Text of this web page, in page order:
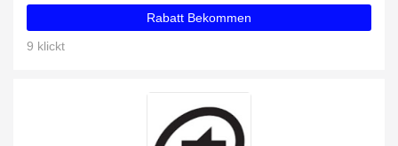
Rabatt Bekommen
9 klickt